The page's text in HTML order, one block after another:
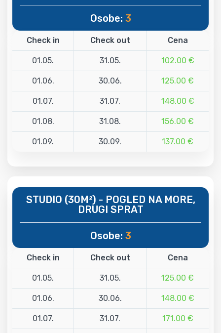
Osobe: 3
Check in Check out Cena
01.05. 31.05. 102.00 €
01.06. 30.06. 125.00 €
01.07. 31.07. 148.00 €
01.08. 31.08. 156.00 €
01.09. 30.09. 137.00 €
STUDIO (30M²) - POGLED NA MORE,
DRUGI SPRAT
Osobe: 3
Check in Check out Cena
01.05. 31.05. 125.00 €
01.06. 30.06. 148.00 €
01.07. 31.07. 171.00 €